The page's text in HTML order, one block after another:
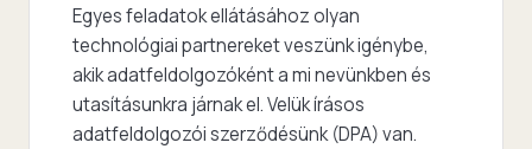
Egyes feladatok ellátásához olyan
technológiai partnereket veszünk igénybe,
akik adatfeldolgozóként a mi nevünkben és
utasításunkra járnak el. Velük írásos
adatfeldolgozói szerződésünk (DPA) van.